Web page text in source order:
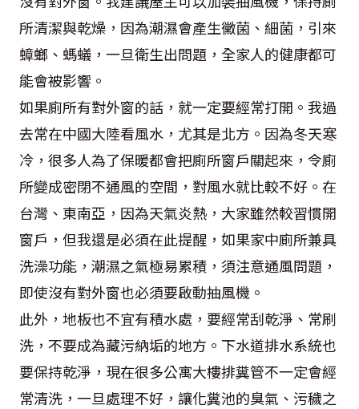
所清潔與乾燥，因為潮濕會產生黴菌、細菌，引來
蟑螂、螞蟻，一旦衛生出問題，全家人的健康都可
能會被影響。
如果廁所有對外窗的話，就一定要經常打開。我過
去常在中國大陸看風水，尤其是北方。因為冬天寒
冷，很多人為了保暖都會把廁所窗戶關起來，令廁
所變成密閉不通風的空間，對風水就比較不好。在
台灣、東南亞，因為天氣炎熱，大家雖然較習慣開
窗戶，但我還是必須在此提醒，如果家中廁所兼具
洗澡功能，潮濕之氣極易累積，須注意通風問題，
即使沒有對外窗也必須要啟動抽風機。
此外，地板也不宜有積水處，要經常刮乾淨、常刷
洗，不要成為藏污納垢的地方。下水道排水系統也
要保持乾淨，現在很多公寓大樓排糞管不一定會經
常清洗，一旦處理不好，讓化糞池的臭氣、污穢之